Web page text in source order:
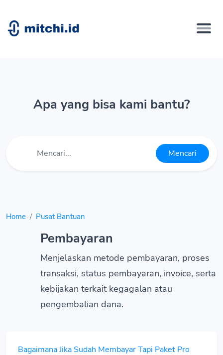
Apa yang bisa kami bantu?
Mencari
Home Pusat Bantuan
Pembayaran
Menjelaskan metode pembayaran, proses
transaksi, status pembayaran, invoice, serta
kebijakan terkait kegagalan atau
pengembalian dana.
Bagaimana Jika Sudah Membayar Tapi Paket Pro